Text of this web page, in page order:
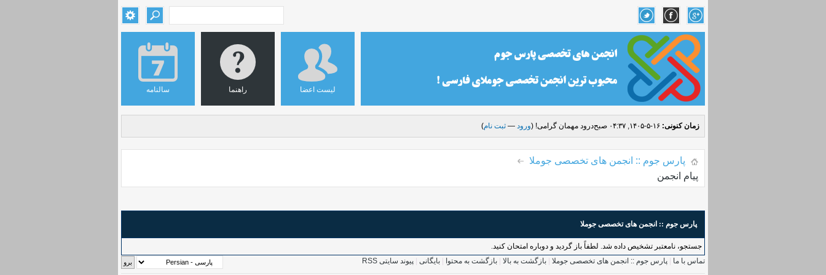
سالنامه راهنما لیست اعضا
زمان کنونی: ۱۶-۵-۱۴۰۵, ۰۴:۳۷ صبح درود مهمان گرامی! (ورود — ثبت نام)
پارس جوم :: انجمن های تخصصی جوملا
پیام انجمن
پارس جوم :: انجمن های تخصصی جوملا
جستجو، نامعتبر تشخیص داده شد. لطفاً باز گردید و دوباره امتحان کنید.
تماس با ما
پارس جوم :: انجمن های تخصصی جوملا بازگشت به بالا بازگشت به محتوا بایگانی پیوند سایتی RSS